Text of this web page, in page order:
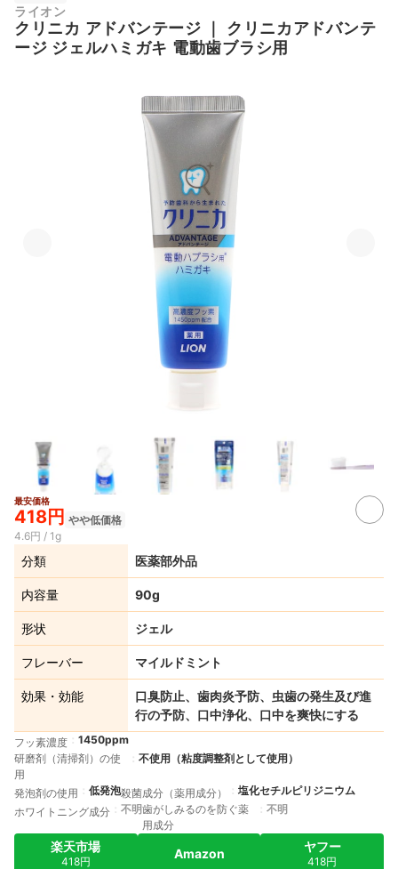
ライオン
クリニカ アドバンテージ
クリニカアドバンテ
ージ ジェルハミガキ 電動歯ブラシ用
最安価格
418円 やや低価格
4.6円 / 1g
分類 医薬部外品
内容量 90g
形状 ジェル
フレーバー マイルドミント
効果・効能
口臭防止、歯肉炎予防、虫歯の発生及び進
行の予防、口中浄化、口中を爽快にする
フッ素濃度
1450ppm
研磨剤（清掃剤）の使
用
不使用（粘度調整剤として使用）
発泡剤の使用 低発泡殺菌成分（薬用成分）
塩化セチルピリジニウム
ホワイトニング成分
不明歯がしみるのを防ぐ薬
用成分
不明
楽天市場
418円
Amazon ヤフー
418円